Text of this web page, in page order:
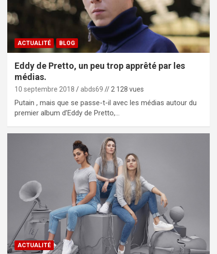
ACTUALITÉ BLOG
Eddy de Pretto, un peu trop apprêté par les
médias.
10 septembre 2018 abds69 // 2 128 vues
Putain , mais que se passe-t-il avec les médias autour du
premier album d’Eddy de Pretto,…
ACTUALITÉ